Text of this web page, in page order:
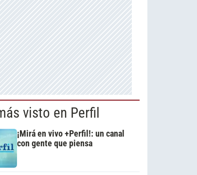
visto en Perfil
¡Mirá en vivo +Perfil!: un canal
con gente que piensa